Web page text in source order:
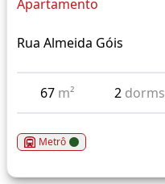
Apartamento
Rua Almeida Góis
67 m² 2 dorms
Metrô